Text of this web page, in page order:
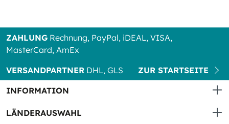
ZAHLUNG Rechnung, PayPal, iDEAL, VISA,
MasterCard, AmEx
VERSANDPARTNER DHL, GLS
ZUR STARTSEITE
INFORMATION
LÄNDERAUSWAHL